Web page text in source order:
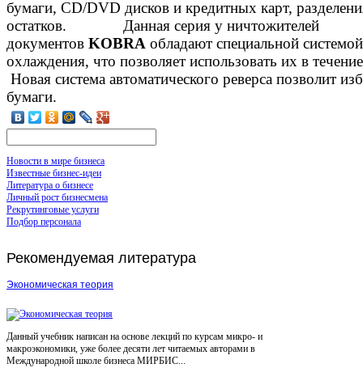
бумаги, СD/DVD дисков и кредитных карт,
остатков. Данная серия у ничтожителей
документов KOBRA обладают специальной
охлаждения, что позволяет использовать их в
Новая система автоматического реверса позволит
бумаги.
Новости в мире бизнеса
Известные бизнес-идеи
Литература о бизнесе
Личный рост бизнесмена
Рекрутинговые услуги
Подбор персонала
Рекомендуемая литература
Экономическая теория
Данный учебник написан на основе лекций по курсам микро- и
макроэкономики, уже более десяти лет читаемых авторами в
Международной школе бизнеса МИРБИС...